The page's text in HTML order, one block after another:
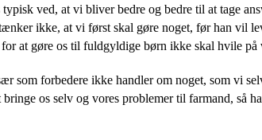
ved, at vi bliver bedre og bedre til at tage
ikke, at vi først skal gøre noget, før han vil
at gøre os til fuldgyldige børn ikke skal hvile
som forbedere ikke handler om noget, som vi
os selv og vores problemer til farmand, så